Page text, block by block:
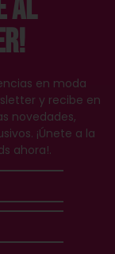
al
en moda
y recibe en
novedades,
¡Únete a la
ahora!.